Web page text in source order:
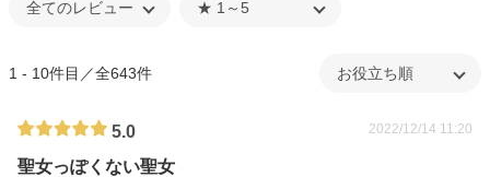
1 - 10件目／全643件
5.0 2022/12/14 11:20
聖女っぽくない聖女